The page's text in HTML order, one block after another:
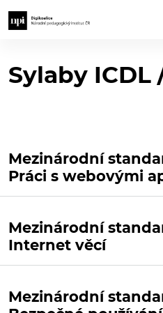
Sylaby ICDL
Mezinárodní
Práci s webovými
Mezinárodní
Internet věcí
Mezinárodní